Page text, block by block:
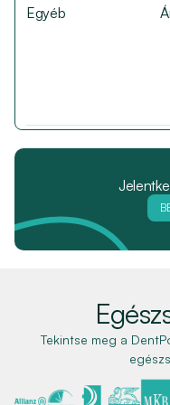
Egyéb
Tekintse meg a